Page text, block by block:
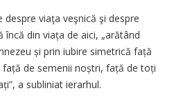
viaţa veşnică şi despre
din viața de aici, „arătând
și prin iubire simetrică față
de semenii noștri, față de toți
a subliniat ierarhul.